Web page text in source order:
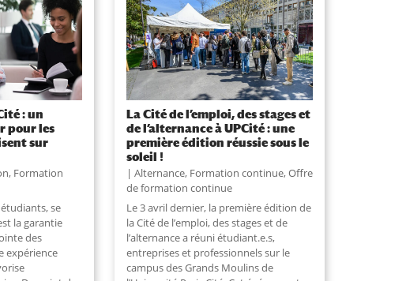
: un
pour les
sur
, Formation
se
la garantie
des
expérience
La Cité de l’emploi, des stages et
de l’alternance à UPCité : une
première édition réussie sous le
soleil !
Alternance, Formation continue,Offre
de formation continue
Le 3 avril dernier, la première édition de
la Cité de l’emploi, des stages et de
l’alternance a réuni étudiant.e.s,
entreprises et professionnels sur le
campus des Grands Moulins de